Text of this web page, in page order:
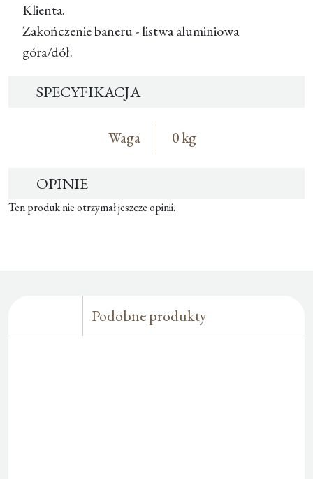
Klienta.
Zakończenie baneru - listwa aluminiowa
góra/dół.
SPECYFIKACJA
Waga 0 kg
OPINIE
Ten produk nie otrzymał jeszcze opinii.
Podobne produkty